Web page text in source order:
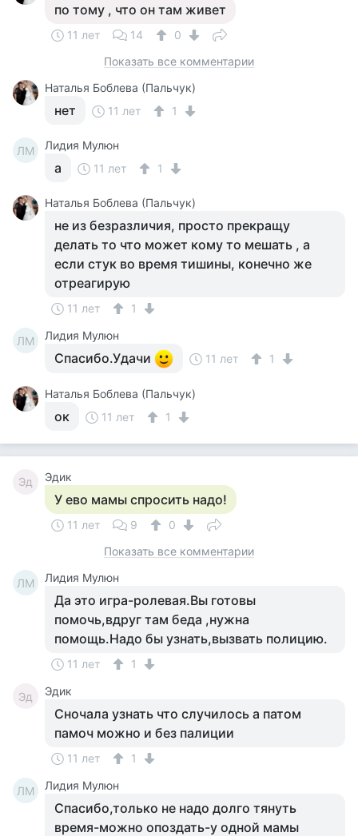
по тому , что он там живет
11 лет 14
0
Показать все комментарии
Наталья Боблева (Пальчук)
нет 11 лет 1
ЛМ Лидия Мулюн
а 11 лет 1
Наталья Боблева (Пальчук)
не из безразличия, просто прекращу
делать то что может кому то мешать , а
если стук во время тишины, конечно же
отреагирую
11 лет 1
ЛМ Лидия Мулюн
Спасибо.Удачи 11 лет 1
Наталья Боблева (Пальчук)
ок 11 лет 1
Эд Эдик
У ево мамы спросить надо!
11 лет 9
0
Показать все комментарии
ЛМ Лидия Мулюн
Да это игра-ролевая.Вы готовы
помочь,вдруг там беда ,нужна
помощь.Надо бы узнать,вызвать полицию.
11 лет 1
Эд Эдик
Сночала узнать что случилось а патом
памоч можно и без палиции
11 лет 1
ЛМ Лидия Мулюн
Спасибо,только не надо долго тянуть
время-можно опоздать-у одной мамы